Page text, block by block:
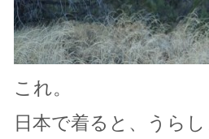
これ。
日本で着ると、うら